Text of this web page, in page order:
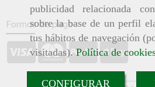
publicidad relacionada
sobre la base de un perfil
tus hábitos de navegación
visitadas).Política de
CONFIGURAR
Formas de pago